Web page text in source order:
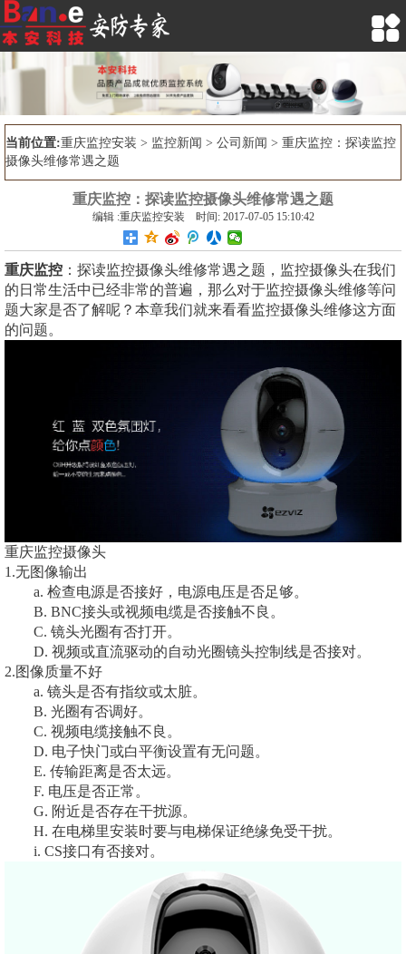

当前位置:重庆监控安装 > 监控新闻 > 公司新闻 > 重庆监控：探读监控
摄像头维修常遇之题
重庆监控：探读监控摄像头维修常遇之题
编辑 :重庆监控安装 时间: 2017-07-05 15:10:42
重庆监控 ：探读监控摄像头维修常遇之题，监控摄像头在我们
的日常生活中已经非常的普遍，那么对于监控摄像头维修等问
题大家是否了解呢？本章我们就来看看监控摄像头维修这方面
的问题。
重庆监控摄像头
1.无图像输出
a. 检查电源是否接好，电源电压是否足够。
B. BNC接头或视频电缆是否接触不良。
C. 镜头光圈有否打开。
D. 视频或直流驱动的自动光圈镜头控制线是否接对。
2.图像质量不好
a. 镜头是否有指纹或太脏。
B. 光圈有否调好。
C. 视频电缆接触不良。
D. 电子快门或白平衡设置有无问题。
E. 传输距离是否太远。
F. 电压是否正常。
G. 附近是否存在干扰源。
H. 在电梯里安装时要与电梯保证绝缘免受干扰。
i. CS接口有否接对。